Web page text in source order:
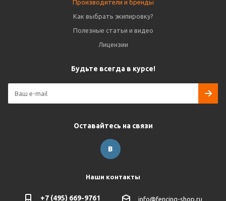
Производители и бренды
Как выбрать экипировку?
Полезные статьи и видео
Лицензии
Будьте всегда в курсе!
Оставайтесь на связи
Наши контакты
+7 (495) 669-9761 info@fencing-shop.ru